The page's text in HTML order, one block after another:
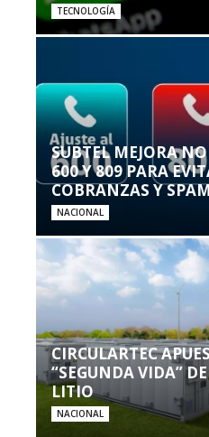
TECNOLOGÍA
SUBTEL MEJORA
600 Y 809 PARA
COBRANZAS Y
NACIONAL
CIRCULARTEC
“SEGUNDA VIDA”
LITIO
NACIONAL